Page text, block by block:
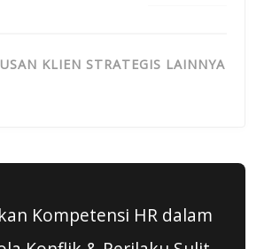
KLIEN STRATEGIS LAINNYA
Kompetensi HR dalam